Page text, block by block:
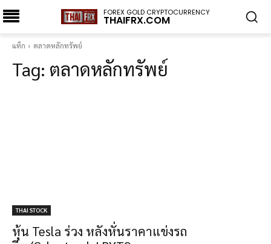
FOREX GOLD CRYPTOCURRENCY
THAIFRX.COM
แท็ก ตลาดหลักทรัพย์
Tag: ตลาดหลักทรัพย์
THAI STOCK
หุ้น Tesla ร่วง หลังหั่นราคาแข่งรถ